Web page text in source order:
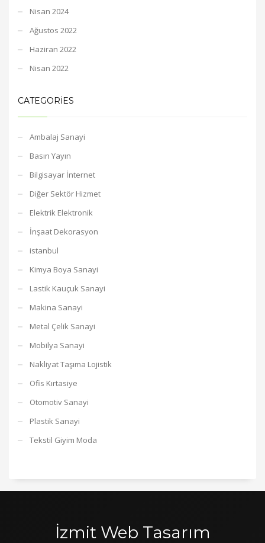
Nisan 2024
Ağustos 2022
Haziran 2022
Nisan 2022
CATEGORIES
Ambalaj Sanayi
Basın Yayın
Bilgisayar İnternet
Diğer Sektör Hizmet
Elektrik Elektronik
İnşaat Dekorasyon
istanbul
Kimya Boya Sanayi
Lastik Kauçuk Sanayi
Makina Sanayi
Metal Çelik Sanayi
Mobilya Sanayi
Nakliyat Taşıma Lojistik
Ofis Kırtasiye
Otomotiv Sanayi
Plastik Sanayi
Tekstil Giyim Moda
İzmit Web Tasarım